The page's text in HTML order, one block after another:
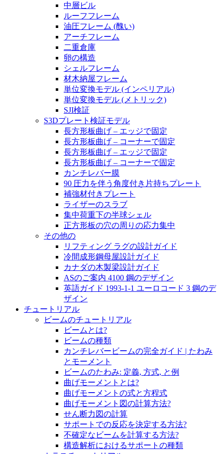
中層ビル
ルーフフレーム
油圧フレーム (醜い)
アーチフレーム
二重倉庫
卵の構造
シェルフレーム
材木納屋フレーム
単位変換モデル (インペリアル)
単位変換モデル (メトリック)
SJI検証
S3Dプレート検証モデル
長方形板曲げ – エッジで固定
長方形板曲げ – コーナーで固定
長方形板曲げ – エッジで固定
長方形板曲げ – コーナーで固定
カンチレバー膜
90 圧力を伴う角度付き片持ちプレート
補強材付きプレート
ライザーのスラブ
集中荷重下の半球シェル
正方形板の穴の周りの応力集中
その他の
リフティング ラグの設計ガイド
冷間成形鋼母屋設計ガイド
カナダの木製梁設計ガイド
ASのご案内 4100 鋼のデザイン
英語ガイド 1993-1-1 ユーロコード 3 鋼のデ
ザイン
チュートリアル
ビームのチュートリアル
ビームとは?
ビームの種類
カンチレバービームの完全ガイド | たわみ
とモーメント
ビームのたわみ: 定義, 方式, と例
曲げモーメントとは?
曲げモーメントの式と方程式
曲げモーメント図の計算方法?
せん断力図の計算
サポートでの反応を決定する方法?
不確定なビームを計算する方法?
構造解析におけるサポートの種類